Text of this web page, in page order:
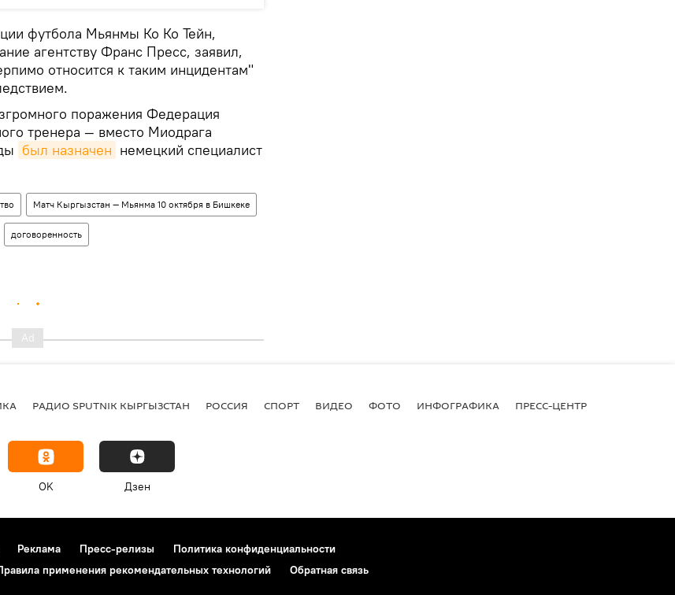
футбола Мьянмы Ко Ко Тейн,
агентству Франс Пресс, заявил,
относится к таким инцидентам"
поражения Федерация
тренера — вместо Миодрага
был назначен немецкий специалист
Матч Кыргызстан — Мьянма 10 октября в Бишкеке
договоренность
РАДИО SPUTNIK КЫРГЫЗСТАН РОССИЯ СПОРТ ВИДЕО ФОТО ИНФОГРАФИКА ПРЕСС-ЦЕНТР
OK Дзен
Реклама Пресс-релизы
Политика конфиденциальности
применения рекомендательных технологий Обратная связь